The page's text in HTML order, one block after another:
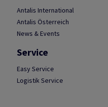
Antalis International
Antalis Österreich
News & Events
Service
Easy Service
Logistik Service